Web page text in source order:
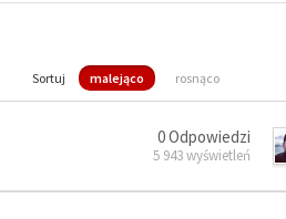
Sortuj malejąco rosnąco
0 Odpowiedzi
5 943 wyświetleń